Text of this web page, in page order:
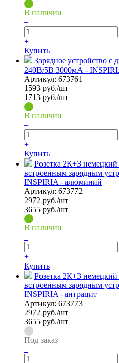
В наличии
–
+
Купить
Зарядное устройство с
240В/5В 3000мА -
Артикул: 673761
1593 руб./шт
1713 руб./шт
В наличии
–
+
Купить
Розетка 2К+З
встроенным зарядным
INSPIRIA - алюминий
Артикул: 673772
2972 руб./шт
3655 руб./шт
В наличии
–
+
Купить
Розетка 2К+З
встроенным зарядным
INSPIRIA - антрацит
Артикул: 673773
2972 руб./шт
3655 руб./шт
Под заказ
–